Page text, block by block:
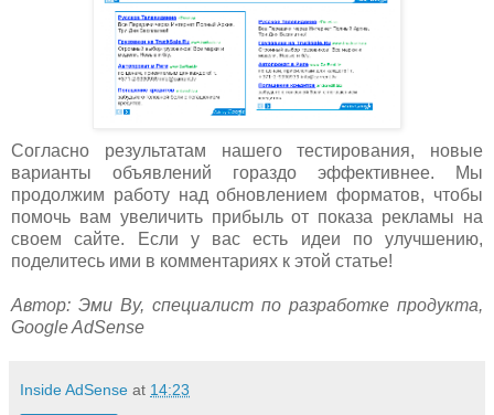
Согласно результатам нашего тестирования, новые
варианты объявлений гораздо эффективнее. Мы
продолжим работу над обновлением форматов, чтобы
помочь вам увеличить прибыль от показа рекламы на
своем сайте. Если у вас есть идеи по улучшению,
поделитесь ими в комментариях к этой статье!
Автор: Эми Ву, специалист по разработке продукта,
Google AdSense
Inside AdSense at 14:23